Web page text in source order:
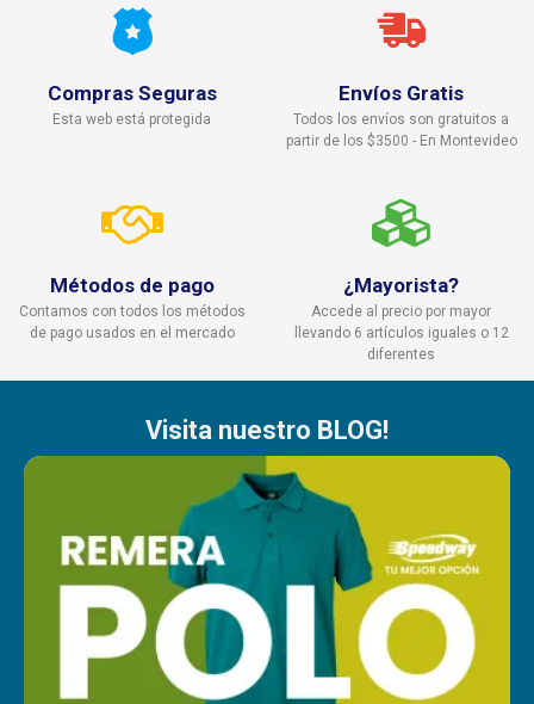
Compras Seguras
Esta web está protegida
Envíos Gratis
Todos los envíos son gratuitos a
partir de los $3500 - En Montevideo
Métodos de pago
Contamos con todos los métodos
de pago usados en el mercado
¿Mayorista?
Accede al precio por mayor
llevando 6 artículos iguales o 12
diferentes
Visita nuestro BLOG!